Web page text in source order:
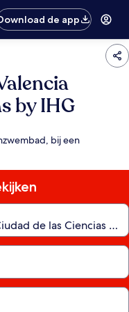
de app
by IHG
bij een